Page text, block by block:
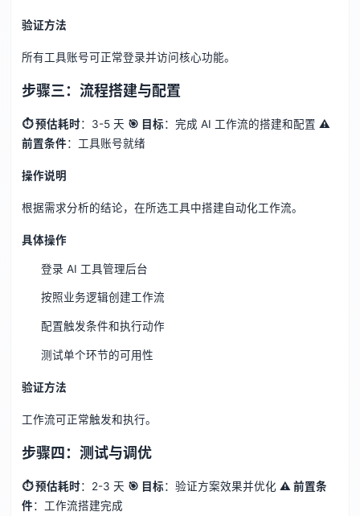
验证方法
所有工具账号可正常登录并访问核心功能。
步骤三：流程搭建与配置
⏱ 预估耗时：3-5 天 🎯 目标：完成 AI 工作流的搭建和配置 ⚠️
前置条件：工具账号就绪
操作说明
根据需求分析的结论，在所选工具中搭建自动化工作流。
具体操作
登录 AI 工具管理后台
按照业务逻辑创建工作流
配置触发条件和执行动作
测试单个环节的可用性
验证方法
工作流可正常触发和执行。
步骤四：测试与调优
⏱ 预估耗时：2-3 天 🎯 目标：验证方案效果并优化 ⚠️ 前置条
件：工作流搭建完成